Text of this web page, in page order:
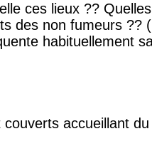
ces lieux ??
des non fumeurs ??
habituellement
accueillant